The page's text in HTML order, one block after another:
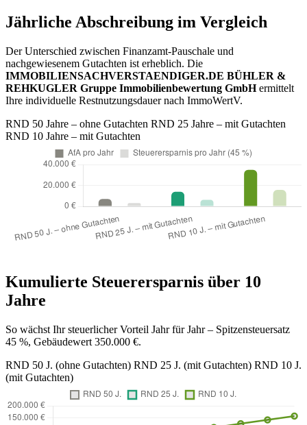
Jährliche Abschreibung im Vergleich
Der Unterschied zwischen Finanzamt-Pauschale und
nachgewiesenem Gutachten ist erheblich. Die
IMMOBILIENSACHVERSTAENDIGER.DE BÜHLER &
REHKUGLER Gruppe Immobilienbewertung GmbHermittelt
Ihre individuelle Restnutzungsdauer nach ImmoWertV.
RND 50 Jahre – ohne Gutachten RND 25 Jahre – mit Gutachten
RND 10 Jahre – mit Gutachten
Kumulierte Steuerersparnis über 10
Jahre
So wächst Ihr steuerlicher Vorteil Jahr für Jahr – Spitzensteuersatz
45 %, Gebäudewert 350.000 €.
RND 50 J. (ohne Gutachten) RND 25 J. (mit Gutachten) RND 10 J.
(mit Gutachten)